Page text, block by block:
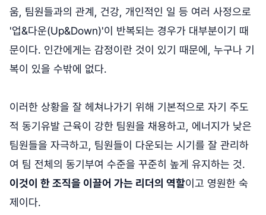
움, 팀원들과의 관계, 건강, 개인적인 일 등 여러 사정으로
'업&다운(Up&Down)'이 반복되는 경우가 대부분이기 때
문이다. 인간에게는 감정이란 것이 있기 때문에, 누구나 기
복이 있을 수밖에 없다.
이러한 상황을 잘 헤쳐나가기 위해 기본적으로 자기 주도
적 동기유발 근육이 강한 팀원을 채용하고, 에너지가 낮은
팀원들을 자극하고, 팀원들이 다운되는 시기를 잘 관리하
여 팀 전체의 동기부여 수준을 꾸준히 높게 유지하는 것.
이것이 한 조직을 이끌어 가는 리더의 역할이고 영원한 숙
제이다.